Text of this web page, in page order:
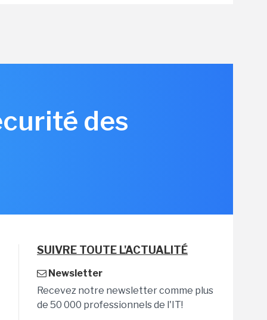
des
SUIVRE TOUTE L'ACTUALITÉ
Newsletter
Recevez notre newsletter comme plus
de 50 000 professionnels de l'IT!